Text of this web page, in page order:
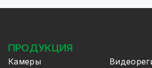
ПРОДУКЦИЯ
Камеры